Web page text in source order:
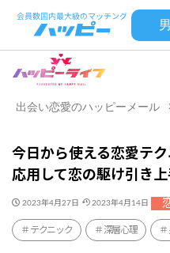
出会い恋愛のハッピーメール
今日から使える恋愛テ
応用して恋の駆け引き上
2023年4月27日 2023年4月14日
テクニック 深層心理